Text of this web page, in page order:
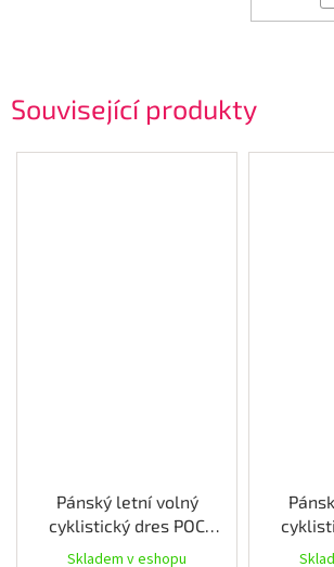
Související produkty
Pánský letní volný
cyklistický dres POC
Reform Enduro Tee,
Skladem v eshopu